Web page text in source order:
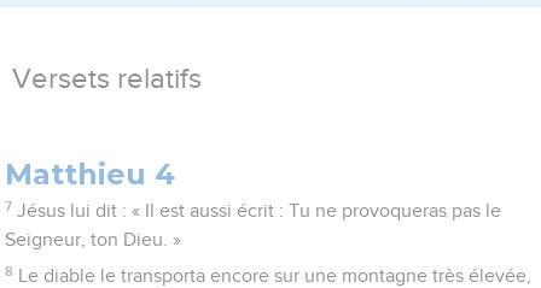
Versets relatifs
Matthieu 4
7 Jésus lui dit : « Il est aussi écrit : Tu ne provoqueras pas le
Seigneur, ton Dieu. »
8
Le diable le transporta encore sur une montagne très élevée,